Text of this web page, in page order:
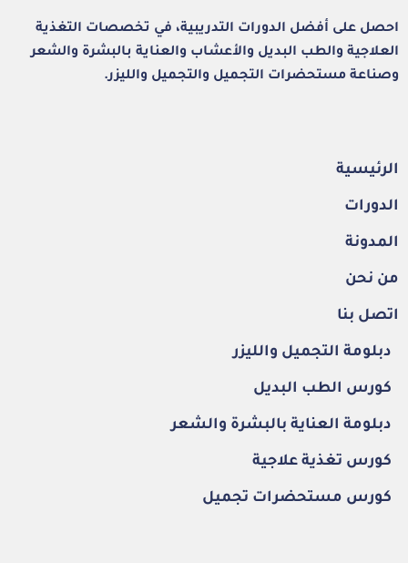
احصل على أفضل الدورات التدريبية، في تخصصات التغذية
العلاجية والطب البديل والأعشاب والعناية بالبشرة والشعر
وصناعة مستحضرات التجميل والتجميل والليزر.
الرئيسية
الدورات
المدونة
من نحن
اتصل بنا
دبلومة التجميل والليزر
كورس الطب البديل
دبلومة العناية بالبشرة والشعر
كورس تغذية علاجية
كورس مستحضرات تجميل